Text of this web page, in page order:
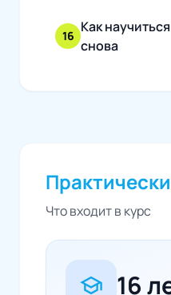
16
Как
снова
Что входит в курс
school 16